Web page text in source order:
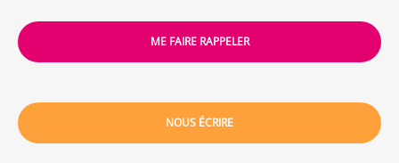
ME FAIRE RAPPELER
NOUS ÉCRIRE